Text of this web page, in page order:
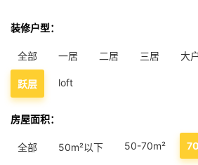
装修户型：
全部 一居 二居 三居 大
跃层 loft
房屋面积：
全部 50m²以下 50-70m²